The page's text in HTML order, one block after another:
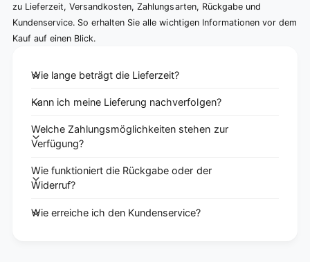
zu Lieferzeit, Versandkosten, Zahlungsarten, Rückgabe und
Kundenservice. So erhalten Sie alle wichtigen Informationen vor dem
Kauf auf einen Blick.
Wie lange beträgt die Lieferzeit?
Kann ich meine Lieferung nachverfolgen?
Welche Zahlungsmöglichkeiten stehen zur
Verfügung?
Wie funktioniert die Rückgabe oder der
Widerruf?
Wie erreiche ich den Kundenservice?